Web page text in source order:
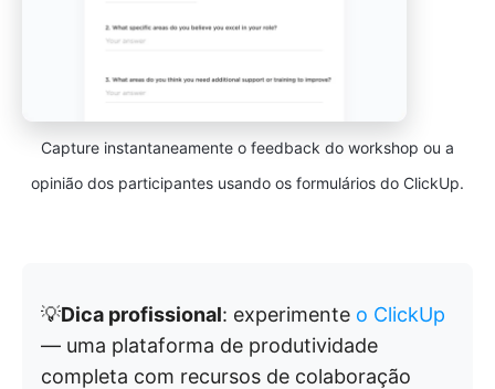
Capture instantaneamente o feedback do workshop ou a
opinião dos participantes usando os formulários do ClickUp.
💡Dica profissional: experimente o ClickUp
— uma plataforma de produtividade
completa com recursos de colaboração